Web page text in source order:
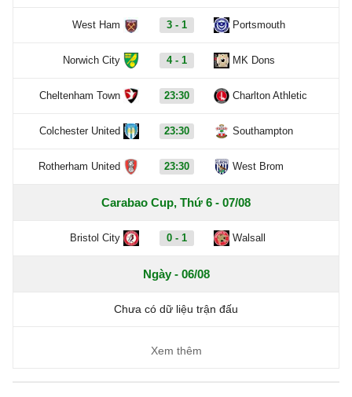
West Ham 3 - 1 Portsmouth
Norwich City 4 - 1 MK Dons
Cheltenham Town 23:30 Charlton Athletic
Colchester United 23:30 Southampton
Rotherham United 23:30 West Brom
Carabao Cup, Thứ 6 - 07/08
Bristol City 0 - 1 Walsall
Ngày - 06/08
Chưa có dữ liệu trận đấu
Xem thêm